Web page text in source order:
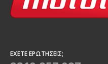
ΈΧΕΤΕ ΕΡΩΤΉΣΕΙΣ;